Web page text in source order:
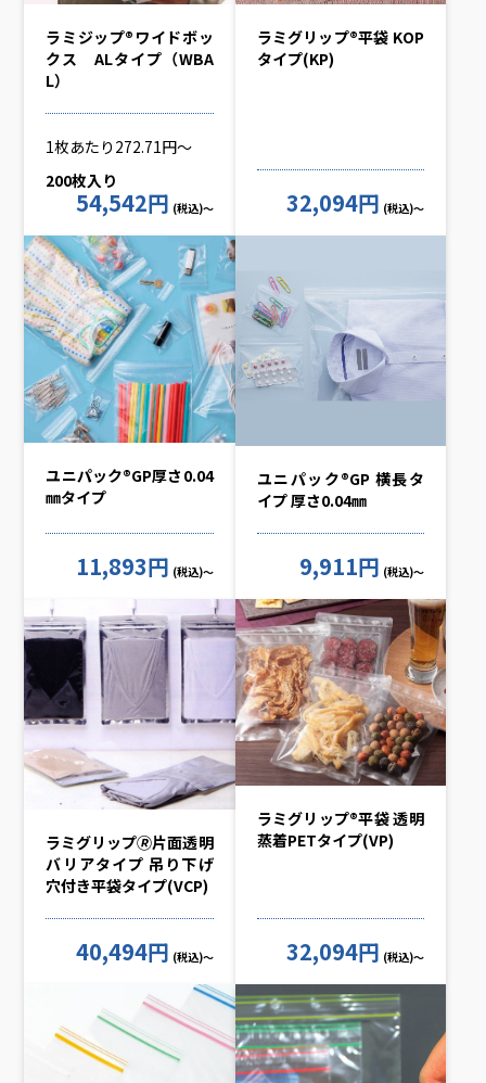
ラミジップ®ワイドボッ
クス ALタイプ（WBA
L）
1枚あたり272.71円～
200枚入り
54,542円 (税込)～
ラミグリップ®平袋 KOP
タイプ(KP)
32,094円 (税込)～
ユニパック®GP厚さ0.04
㎜タイプ
11,893円 (税込)～
ユニパック®GP 横長タ
イプ 厚さ0.04㎜
9,911円 (税込)～
ラミグリップ🄬片面透明
バリアタイプ 吊り下げ
穴付き平袋タイプ(VCP)
40,494円 (税込)～
ラミグリップ®平袋 透明
蒸着PETタイプ(VP)
32,094円 (税込)～